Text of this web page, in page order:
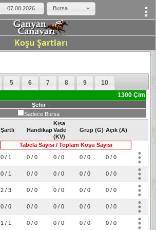
Bursa
Koşu Şartları
5 6 7 8 9
10
1300 Çim
Şehir
Sadece Bursa
Şartlı Handikap
Kısa
Vade
(KV)
Grup (G) Açık (A)
Tabela Sayısı / Toplam Koşu Sayısı
0 / 1 0 / 0 0 / 0 0 / 0 0 / 0
0 / 1 0 / 0 0 / 0 0 / 0 0 / 0
2 / 3 0 / 0 0 / 0 0 / 0 0 / 0
0 / 0 0 / 0 0 / 0 0 / 0 0 / 0
1 / 1 0 / 0 0 / 0 0 / 0 0 / 0
×